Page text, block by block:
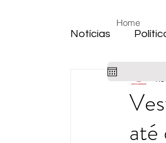
Home
Notícias
Cidade
Habitaçãoaté